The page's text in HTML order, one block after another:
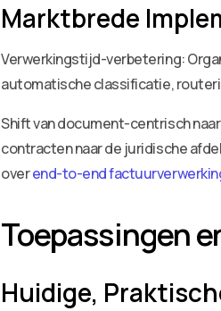
Marktbrede
Verwerkingstijd-verbetering:
automatische classificatie,
Shift van document-centrisch
contracten naar de juridische
overend-to-end
Toepassingen
Huidige,